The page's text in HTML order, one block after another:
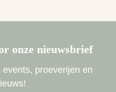
onze nieuwsbrief
proeverijen en